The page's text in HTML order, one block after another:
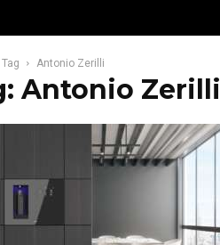
Tag Antonio Zerilli
Antonio Zerilli